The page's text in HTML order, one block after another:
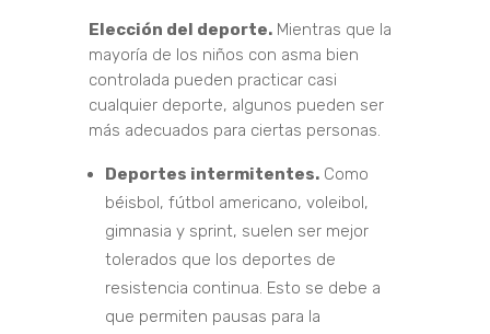
Elección del deporte.Mientras que la
mayoría de los niños con asma bien
controlada pueden practicar casi
cualquier deporte, algunos pueden ser
más adecuados para ciertas personas.
Deportes intermitentes.Como
béisbol, fútbol americano, voleibol,
gimnasia y sprint, suelen ser mejor
tolerados que los deportes de
resistencia continua. Esto se debe a
que permiten pausas para la